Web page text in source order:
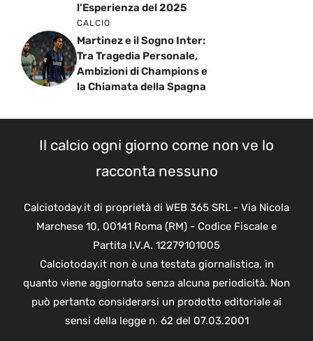
l’Esperienza del 2025
CALCIO
Martinez e il Sogno Inter:
Tra Tragedia Personale,
Ambizioni di Champions e
la Chiamata della Spagna
Il calcio ogni giorno come non ve lo
racconta nessuno
Calciotoday.it di proprietà di WEB 365 SRL - Via Nicola
Marchese 10, 00141 Roma (RM) - Codice Fiscale e
Partita I.V.A. 12279101005
Calciotoday.it non è una testata giornalistica, in
quanto viene aggiornato senza alcuna periodicità. Non
può pertanto considerarsi un prodotto editoriale ai
sensi della legge n. 62 del 07.03.2001